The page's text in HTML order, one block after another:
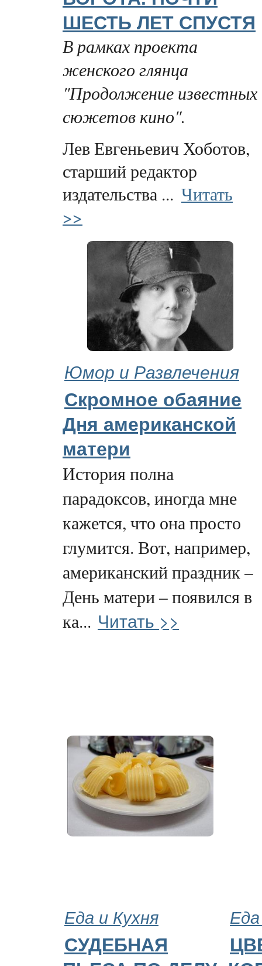
ШЕСТЬ ЛЕТ СПУСТЯ
В рамках проекта
женского глянца
"Продолжение известных
сюжетов кино".
Лев Евгеньевич Хоботов,
старший редактор
издательства ... Читать
>>
Юмор и Развлечения
Скромное обаяние
Дня американской
матери
История полна
парадоксов, иногда мне
кажется, что она просто
глумится. Вот, например,
американский праздник –
День матери – появился в
ка... Читать >>
Еда и Кухня
СУДЕБНАЯ